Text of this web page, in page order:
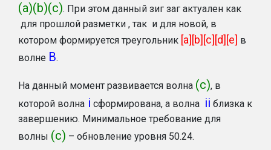
(a)(b)(c). При этом данный зиг заг актуален как
для прошлой разметки , так и для новой, в
котором формируется треугольник [a][b][c][d][e] в
волне B.
На данный момент развивается волна (с), в
которой волна i сформирована, а волна ii близка к
завершению. Минимальное требование для
волны (с) – обновление уровня 50.24.